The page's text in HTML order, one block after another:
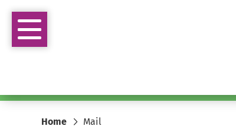
Home Mail